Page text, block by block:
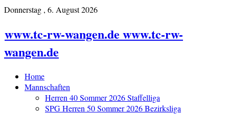
Donnerstag , 6. August 2026
www.tc-rw-wangen.de www.tc-rw-
wangen.de
Home
Mannschaften
Herren 40 Sommer 2026 Staffelliga
SPG Herren 50 Sommer 2026 Bezirksliga